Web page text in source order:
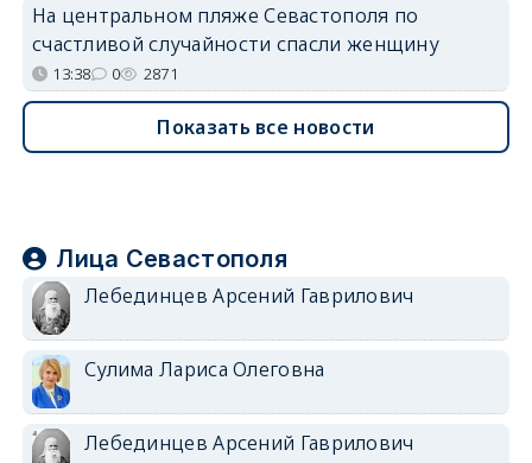
На центральном пляже Севастополя по
счастливой случайности спасли женщину
13:38 0 2871
Показать все новости
Лица Севастополя
Лебединцев Арсений Гаврилович
Сулима Лариса Олеговна
Лебединцев Арсений Гаврилович